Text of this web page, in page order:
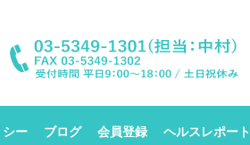
シー ブログ 会員登録 ヘルスレポート